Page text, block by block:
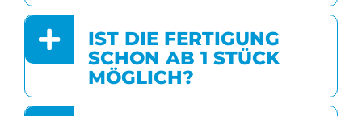
IST DIE FERTIGUNG
SCHON AB 1 STÜCK
MÖGLICH?